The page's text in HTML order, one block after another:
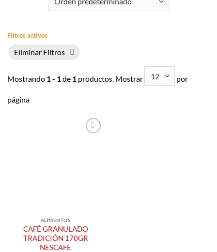
Filtros activos
Eliminar Filtros
Mostrando 1 - 1de 1 productos. Mostrar por
página
ALIMENTOS
CAFÉ GRANULADO
TRADICIÓN 170GR
NESCAFE